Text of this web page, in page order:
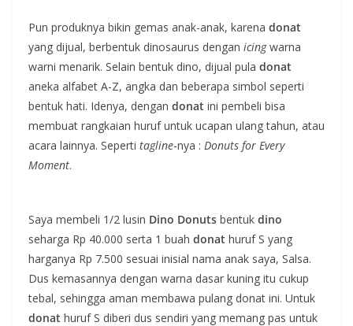
Pun produknya bikin gemas anak-anak, karena donat
yang dijual, berbentuk dinosaurus dengan icingwarna
warni menarik. Selain bentuk dino, dijual pula donat
aneka alfabet A-Z, angka dan beberapa simbol seperti
bentuk hati. Idenya, dengan donat ini pembeli bisa
membuat rangkaian huruf untuk ucapan ulang tahun, atau
acara lainnya. Seperti tagline-nya : Donuts for Every
Moment.
Saya membeli 1/2 lusin Dino Donuts bentuk dino
seharga Rp 40.000 serta 1 buah donat huruf S yang
harganya Rp 7.500 sesuai inisial nama anak saya, Salsa.
Dus kemasannya dengan warna dasar kuning itu cukup
tebal, sehingga aman membawa pulang donat ini. Untuk
donat huruf S diberi dus sendiri yang memang pas untuk